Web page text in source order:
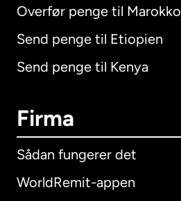
Overfør penge til Marokko
Send penge til Etiopien
Send penge til Kenya
Firma
Sådan fungerer det
WorldRemit-appen